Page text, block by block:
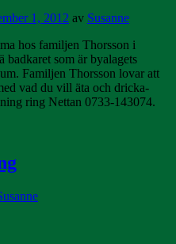
1, 2012 av Susanne
hos familjen Thorsson i
badkaret som är byalagets
Familjen Thorsson lovar att
vad du vill äta och dricka-
ring Nettan 0733-143074.